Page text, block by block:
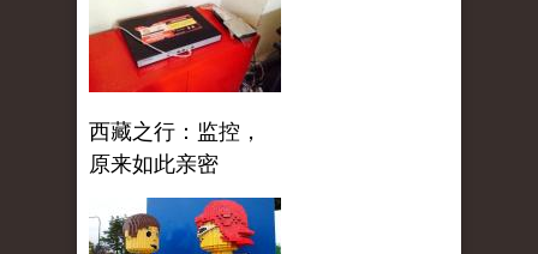
西藏之行：监控，
原来如此亲密